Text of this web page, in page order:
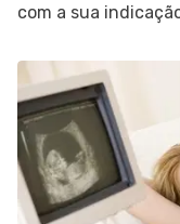
com a sua